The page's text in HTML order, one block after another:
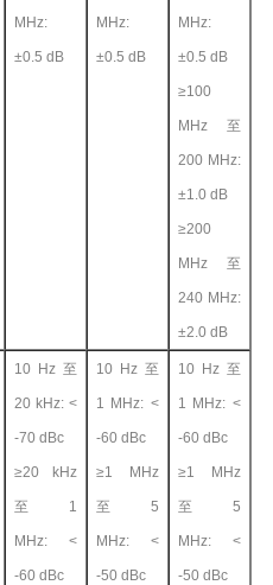
MHz:
±0.5 dB
MHz:
±0.5 dB
MHz:
±0.5 dB
≥100
MHz 至
200 MHz:
±1.0 dB
≥200
MHz 至
240 MHz:
±2.0 dB
10 Hz 至
20 kHz: <
-70 dBc
≥20 kHz
至 1
MHz: <
-60 dBc
10 Hz 至
1 MHz: <
-60 dBc
≥1 MHz
至 5
MHz: <
-50 dBc
10 Hz 至
1 MHz: <
-60 dBc
≥1 MHz
至 5
MHz: <
-50 dBc